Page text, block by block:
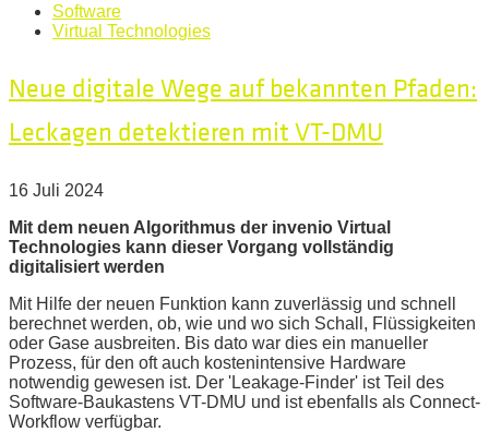
Software
Virtual Technologies
Neue digitale Wege auf bekannten Pfaden:
Leckagen detektieren mit VT-DMU
16 Juli 2024
Mit dem neuen Algorithmus der invenio Virtual
Technologies kann dieser Vorgang vollständig
digitalisiert werden
Mit Hilfe der neuen Funktion kann zuverlässig und schnell
berechnet werden, ob, wie und wo sich Schall, Flüssigkeiten
oder Gase ausbreiten. Bis dato war dies ein manueller
Prozess, für den oft auch kostenintensive Hardware
notwendig gewesen ist. Der 'Leakage-Finder' ist Teil des
Software-Baukastens VT-DMU und ist ebenfalls als Connect-
Workflow verfügbar.